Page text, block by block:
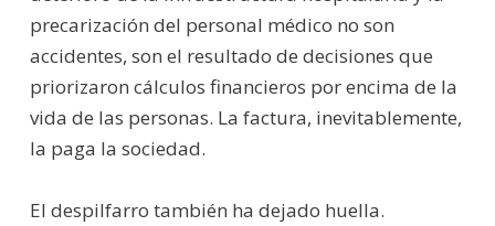
precarización del personal médico no son
accidentes, son el resultado de decisiones que
priorizaron cálculos financieros por encima de la
vida de las personas. La factura, inevitablemente,
la paga la sociedad.
El despilfarro también ha dejado huella.